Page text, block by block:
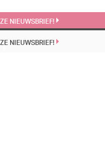
NIEUWSBRIEF!
NIEUWSBRIEF!